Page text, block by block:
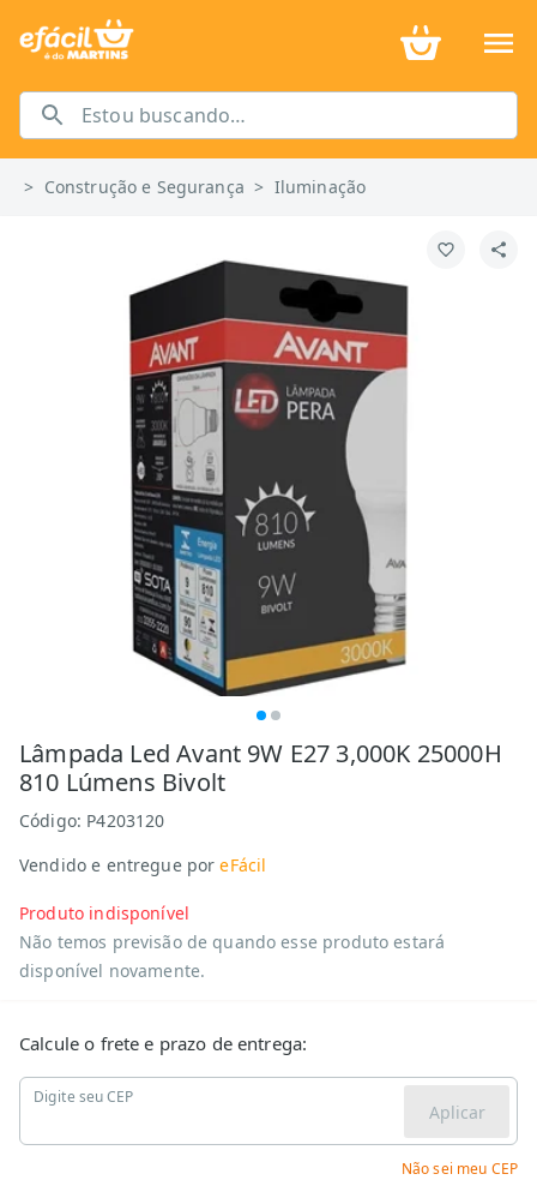
> Construção e Segurança > Iluminação
Lâmpada Led Avant 9W E27 3,000K 25000H
810 Lúmens Bivolt
Código: P4203120
Vendido e entregue por eFácil
Produto indisponível
Não temos previsão de quando esse produto estará
disponível novamente.
Calcule o frete e prazo de entrega:
Digite seu CEP
Aplicar
Não sei meu CEP